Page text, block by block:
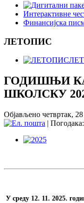
Интерактивне
Финансијска
ЛЕТОПИС
ГОДИШЊИ
ШКОЛСКУ
Објављено четвртак,
|
У среду 12. 11. 2025.